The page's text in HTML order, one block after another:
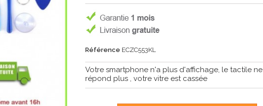
Référence ECZC553KL
Votre smartphone n'a plus d'affichage, le tactile ne
répond plus , votre vitre est cassée